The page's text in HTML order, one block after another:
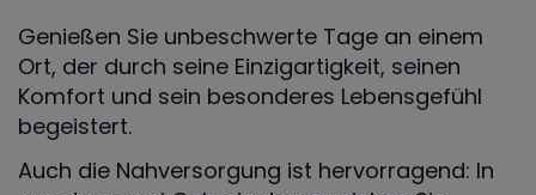
Genießen Sie unbeschwerte Tage an einem
Ort, der durch seine Einzigartigkeit, seinen
Komfort und sein besonderes Lebensgefühl
begeistert.
Auch die Nahversorgung ist hervorragend: In